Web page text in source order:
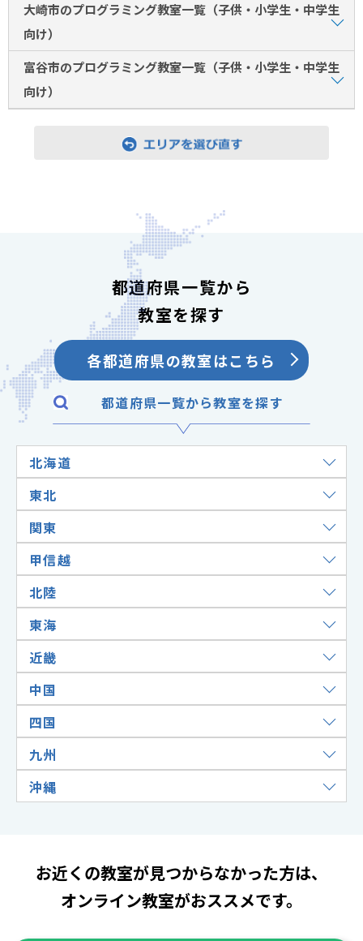
大崎市のプログラミング教室一覧（子供・小学生・中学生
向け）
富谷市のプログラミング教室一覧（子供・小学生・中学生
向け）
都道府県一覧から
教室を探す
各都道府県の教室はこちら
都道府県一覧から教室を探す
北海道
東北
関東
甲信越
北陸
東海
近畿
中国
四国
九州
沖縄
お近くの教室が見つからなかった方は、
オンライン教室がおススメです。